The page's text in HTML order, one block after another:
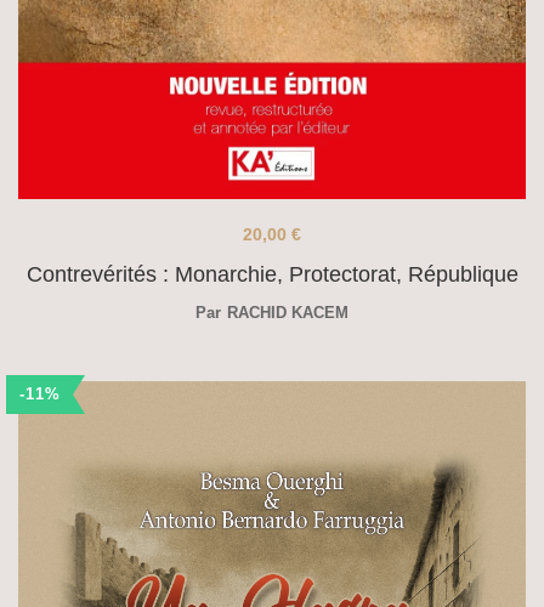
Contrevérités : Monarchie, Protectorat, République
20,00 €
Par RACHID KACEM
-11%